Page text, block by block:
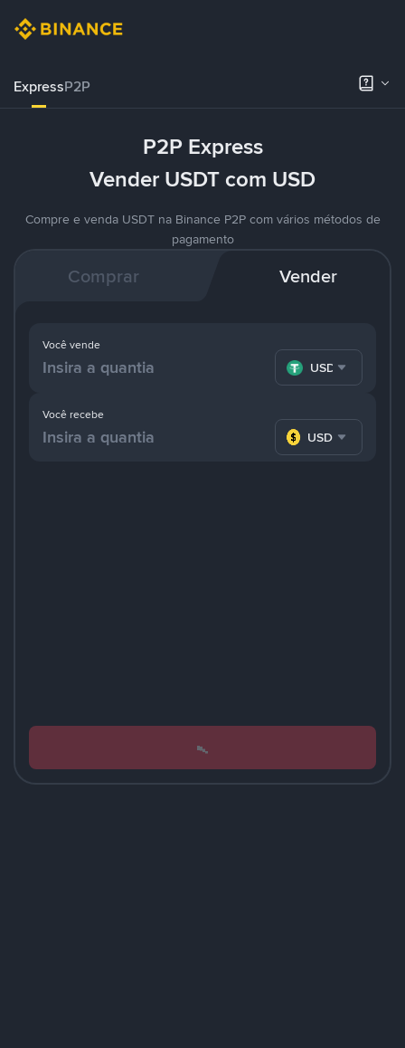
ExpressP2P
P2P Express
Vender USDT com USD
Compre e venda USDT na Binance P2P com vários métodos de
pagamento
Comprar Vender
Você recebe
USD
Você vende
USDT